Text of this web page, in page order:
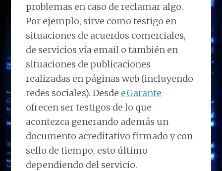
problemas en caso de reclamar algo.
Por ejemplo, sirve como testigo en
situaciones de acuerdos comerciales,
de servicios vía email o también en
situaciones de publicaciones
realizadas en páginas web (incluyendo
redes sociales). Desde eGarante
ofrecen ser testigos de lo que
acontezca generando además un
documento acreditativo firmado y con
sello de tiempo, esto último
dependiendo del servicio.